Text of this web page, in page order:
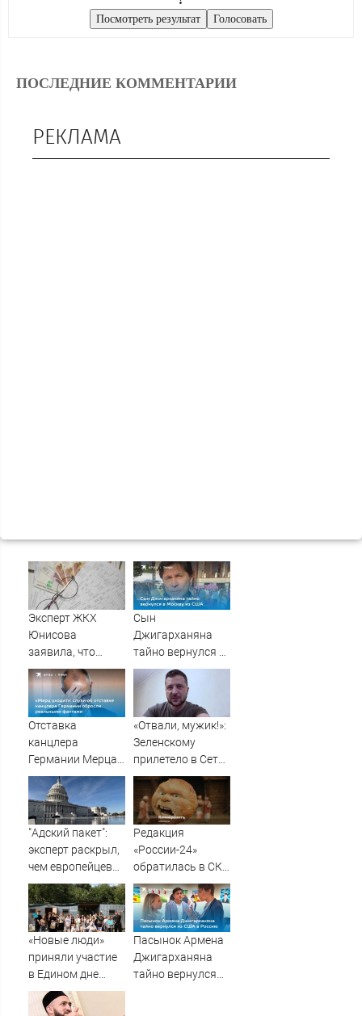
ПОСЛЕДНИЕ КОММЕНТАРИИ
РЕКЛАМА
Эксперт ЖКХ
Юнисова
заявила, что
ремонт больше не
будет котловым
Сын
Джигарханяна
тайно вернулся в
Москву из США
Отставка
канцлера
Германии Мерца:
последние
новости на 7
августа 2026 и
прогнозы
«Отвали, мужик!»:
Зеленскому
прилетело в Сети
из-за визита в
Сербию
"Адский пакет":
эксперт раскрыл,
чем европейцев
испугали санкции
США против РФ -
Новости на
Вести.ru
Редакция
«России-24»
обратилась в СКР
из-за травли
съемочной
группы «Колобка»
«Новые люди»
приняли участие
в Едином дне
помощи приютам
для животных
Пасынок Армена
Джигарханяна
тайно вернулся